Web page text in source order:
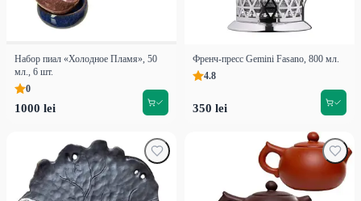
Набор пиал «Холодное Пламя», 50
мл., 6 шт.
0
1000 lei
Френч-пресс Gemini Fasano, 800 мл.
4.8
350 lei